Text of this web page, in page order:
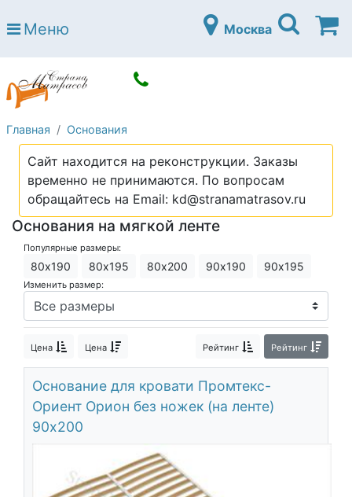
Страна матрасов
Open submenu (Матрасы)
Open submenu (Кровати)
Кровати
Open submenu (Аксессуары)
Open submenu (Диваны)
Диваны
Open submenu (Постельное белье)
Постельное белье
Open submenu (Мебель)
Мебель
Open submenu (Основания)
Основания
Open submenu (Детские матрасы)
Детские матрасы
Open submenu (Детские кровати)
Open submenu (Шкафы)
Шкафы
Контакты
Доставка по городу
Меню Москва
Главная Основания
Сайт находится на реконструкции. Заказы
временно не принимаются. По вопросам
обращайтесь на Email: kd@stranamatrasov.ru
Основания на мягкой ленте
Популярные размеры:
80х190 80х195 80х200 90х190 90х195
Изменить размер:
Цена Цена Рейтинг Рейтинг
Основание для кровати Промтекс-
Ориент Орион без ножек (на ленте)
90х200